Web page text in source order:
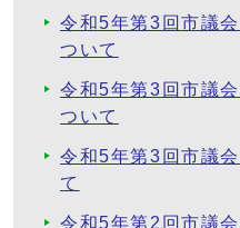
令和5年第3回市議
ついて
令和5年第3回市議
ついて
令和5年第3回市議
て
令和5年第2回市議